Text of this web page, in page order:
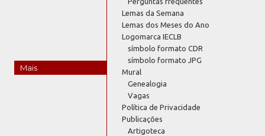
Mais
Lemas da Semana
Lemas dos Meses do Ano
Logomarca IECLB
símbolo formato CDR
símbolo formato JPG
Mural
Genealogia
Vagas
Política de Privacidade
Publicações
Artigoteca